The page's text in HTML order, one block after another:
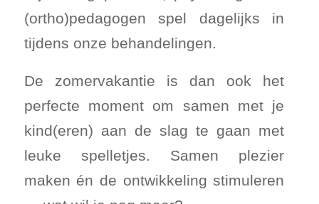
(ortho)pedagogen spel dagelijks in
tijdens onze behandelingen.
De zomervakantie is dan ook het
perfecte moment om samen met je
kind(eren) aan de slag te gaan met
leuke spelletjes. Samen plezier
maken én de ontwikkeling stimuleren